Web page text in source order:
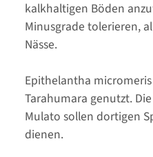
kalkhaltigen Böden
Minusgrade tolerieren,
Nässe.
Epithelantha
Tarahumara genutzt.
Mulato sollen dortigen
dienen.